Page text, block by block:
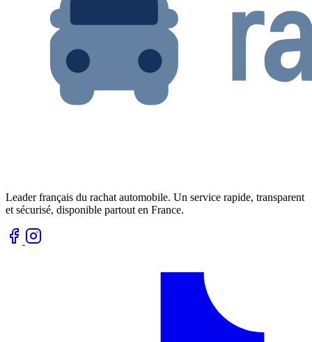
Leader français du rachat automobile. Un service rapide, transparent
et sécurisé, disponible partout en France.